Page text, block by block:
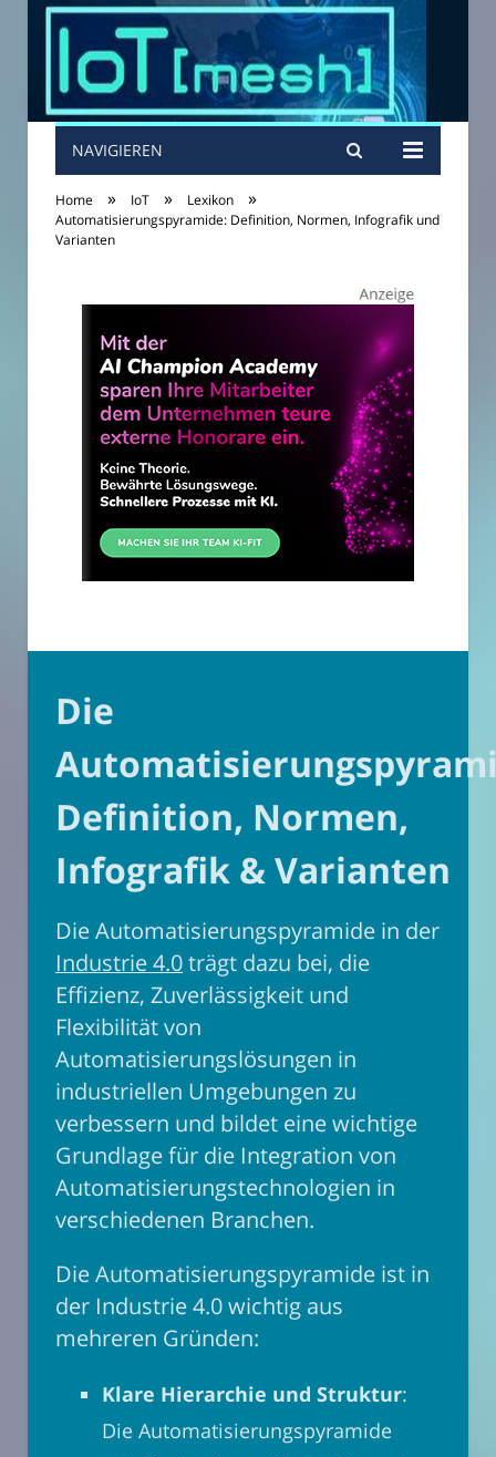
NAVIGIEREN
Home » IoT » Lexikon »
Automatisierungspyramide: Definition, Normen, Infografik und
Varianten
Die
Definition, Normen,
Infografik & Varianten
Die Automatisierungspyramide in der
Industrie 4.0trägt dazu bei, die
Effizienz, Zuverlässigkeit und
Flexibilität von
Automatisierungslösungen in
industriellen Umgebungen zu
verbessern und bildet eine wichtige
Grundlage für die Integration von
Automatisierungstechnologien in
verschiedenen Branchen.
Die Automatisierungspyramide ist in
der Industrie 4.0 wichtig aus
mehreren Gründen:
Klare Hierarchie und Struktur:
Die Automatisierungspyramide